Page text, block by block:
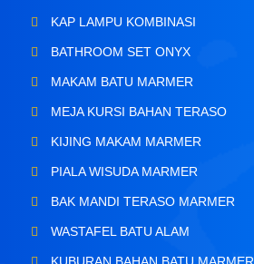
KAP LAMPU KOMBINASI
BATHROOM SET ONYX
MAKAM BATU MARMER
MEJA KURSI BAHAN TERASO
KIJING MAKAM MARMER
PIALA WISUDA MARMER
BAK MANDI TERASO MARMER
WASTAFEL BATU ALAM